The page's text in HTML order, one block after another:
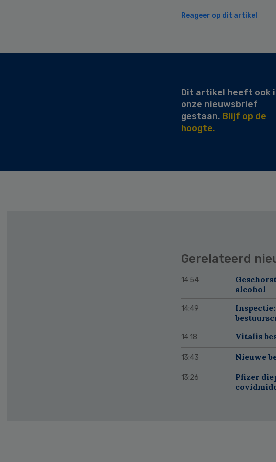
Reageer op dit artikel
Secondary
Dit artikel heeft ook
onze nieuwsbrief
gestaan. Blijf op de
hoogte.
Gerelateerd
14:54
alcohol
14:49
14:18 Vitalis
13:43 Nieuwe
13:26
Pfizer